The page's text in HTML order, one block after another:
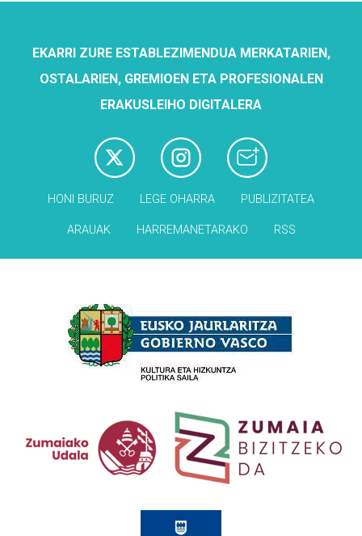
EKARRI ZURE ESTABLEZIMENDUA MERKATARIEN,
OSTALARIEN, GREMIOEN ETA PROFESIONALEN
ERAKUSLEIHO DIGITALERA
HONI BURUZ LEGE OHARRA PUBLIZITATEA
ARAUAK HARREMANETARAKO RSS